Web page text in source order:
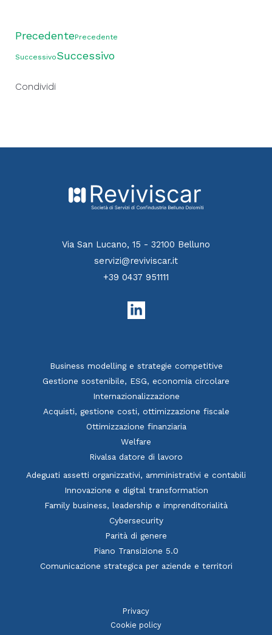
PrecedentePrecedente
SuccessivoSuccessivo
Condividi
Via San Lucano, 15 - 32100 Belluno
servizi@reviviscar.it
+39 0437 951111
Business modelling e strategie competitive
Gestione sostenibile, ESG, economia circolare
Internazionalizzazione
Acquisti, gestione costi, ottimizzazione fiscale
Ottimizzazione finanziaria
Welfare
Rivalsa datore di lavoro
Adeguati assetti organizzativi, amministrativi e contabili
Innovazione e digital transformation
Family business, leadership e imprenditorialità
Cybersecurity
Parità di genere
Piano Transizione 5.0
Comunicazione strategica per aziende e territori
Privacy
Cookie policy